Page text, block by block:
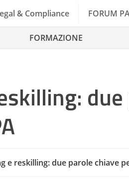
& Compliance FORUM
FORMAZIONE
e reskilling: due parole chiave